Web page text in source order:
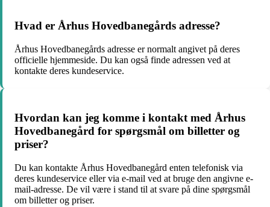
Hvad er Århus Hovedbanegårds adresse?
Århus Hovedbanegårds adresse er normalt angivet på deres
officielle hjemmeside. Du kan også finde adressen ved at
kontakte deres kundeservice.
Hvordan kan jeg komme i kontakt med Århus
Hovedbanegård for spørgsmål om billetter og
priser?
Du kan kontakte Århus Hovedbanegård enten telefonisk via
deres kundeservice eller via e-mail ved at bruge den angivne e-
mail-adresse. De vil være i stand til at svare på dine spørgsmål
om billetter og priser.